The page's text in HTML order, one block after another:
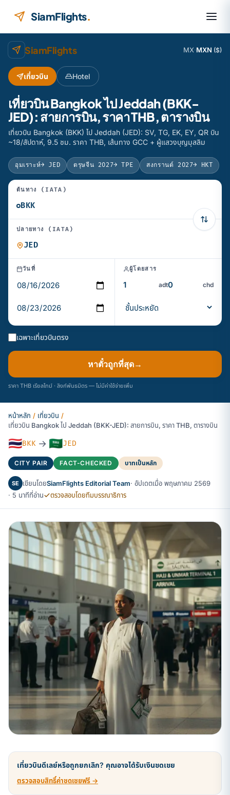
SiamFlights.
SiamFlights MX·MXN ($)
เที่ยวบิน Hotel
เที่ยวบิน Bangkok ไป Jeddah (BKK-
JED): สายการบิน, ราคา THB, ตารางบิน
เที่ยวบิน Bangkok (BKK) ไป Jeddah (JED): SV, TG, EK, EY, QR บิน
~18/สัปดาห์, 9.5 ชม. ราคา THB, เส้นทาง GCC + ผู้แสวงบุญมุสลิม
อุมเราะห์→ JED ตรุษจีน 2027→ TPE สงกรานต์ 2027→ HKT
ต้นทาง (IATA)
ปลายทาง (IATA)
วันที่ ผู้โดยสาร
adt chd
เฉพาะเที่ยวบินตรง
หาตั๋วถูกที่สุด→
ราคา THB เรียลไทม์ · ลิงก์พันธมิตร — ไม่มีค่าใช้จ่ายเพิ่ม
หน้าหลัก / เที่ยวบิน /
เที่ยวบิน Bangkok ไป Jeddah (BKK-JED): สายการบิน, ราคา THB, ตารางบิน
🇹🇭BKK → 🇸🇦JED
CITY PAIR FACT-CHECKED บาทเป็นหลัก
SE เขียนโดยSiamFlights Editorial Team· อัปเดตเมื่อ พฤษภาคม 2569
· 5 นาทีที่อ่าน
ตรวจสอบโดยทีมบรรณาธิการ
เที่ยวบินดีเลย์หรือถูกยกเลิก? คุณอาจได้รับเงินชดเชย
ตรวจสอบสิทธิ์ค่าชดเชยฟรี →